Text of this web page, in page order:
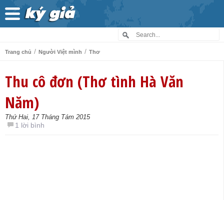
Trang chủ / Người Việt mình / Thơ
Thu cô đơn (Thơ tình Hà Văn
Năm)
Thứ Hai, 17 Tháng Tám 2015
1 lời bình